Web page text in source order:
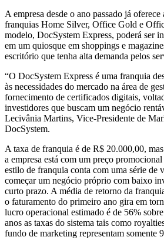
A empresa desde o ano passado já oferece
franquias Home Silver, Office Gold e
modelo, DocSystem Express, poderá ser
em um quiosque em shoppings e
escritório que tenha alta demanda pelos
“O DocSystem Express é uma franquia
às necessidades do mercado na área de
fornecimento de certificados digitais,
investidores que buscam um negócio
Lecivânia Martins, Vice-Presidente de
DocSystem.
A taxa de franquia é de R$ 20.000,00,
a empresa está com um preço
estilo de franquia conta com uma série de
começar um negócio próprio com baixo
curto prazo. A média de retorno da
o faturamento do primeiro ano gira em
lucro operacional estimado é de 56%
anos as taxas do sistema tais como
fundo de marketing representam somente